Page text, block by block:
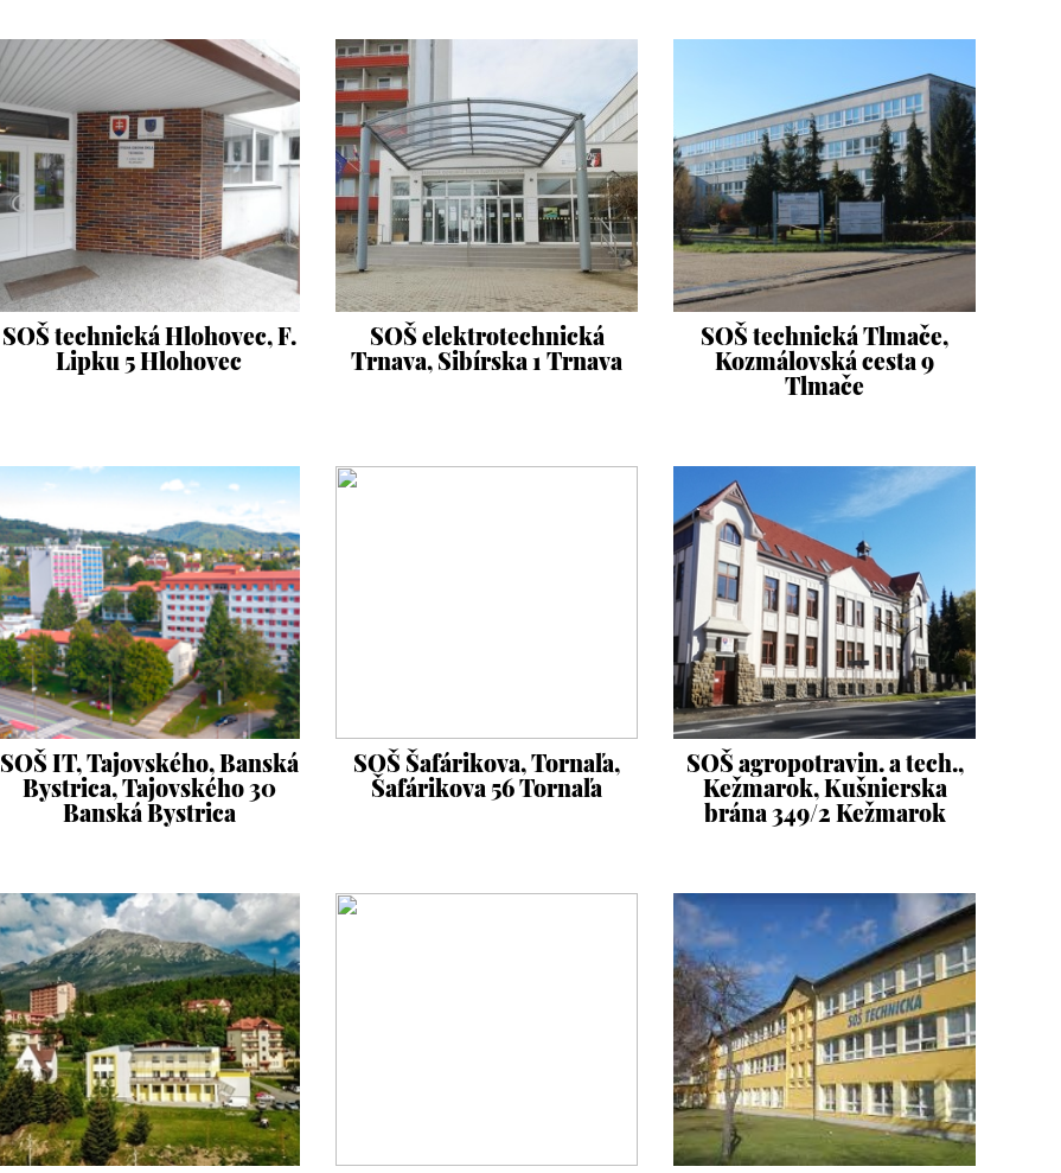
SOŠ technická Hlohovec, F.
Lipku 5 Hlohovec
SOŠ elektrotechnická
Trnava, Sibírska 1 Trnava
SOŠ technická Tlmače,
Kozmálovská cesta 9
Tlmače
SOŠ IT, Tajovského, Banská
Bystrica, Tajovského 30
Banská Bystrica
SOŠ Šafárikova, Tornaľa,
Šafárikova 56 Tornaľa
SOŠ agropotravin. a tech.,
Kežmarok, Kušnierska
brána 349/2 Kežmarok